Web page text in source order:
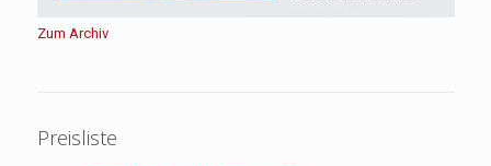
Zum Archiv
Preisliste